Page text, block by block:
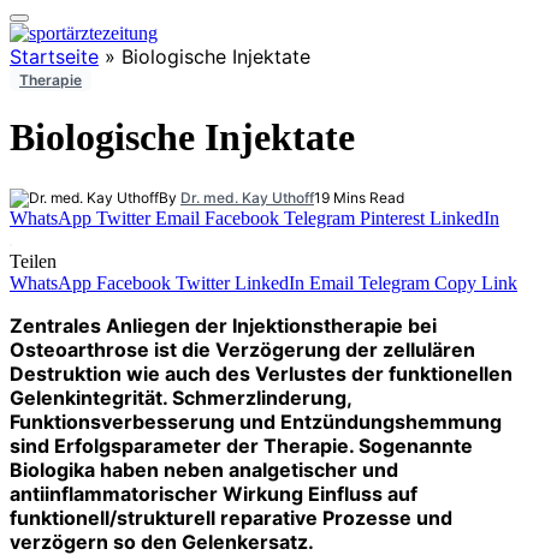
Startseite » Biologische Injektate
Therapie
Biologische Injektate
By Dr. med. Kay Uthoff19 Mins Read
WhatsApp Twitter Email Facebook Telegram Pinterest LinkedIn
Teilen
WhatsApp Facebook Twitter LinkedIn Email Telegram Copy Link
Zentrales Anliegen der Injektionstherapie bei
Osteoarthrose ist die Verzögerung der zellulären
Destruktion wie auch des Verlustes der funktionellen
Gelenkintegrität. Schmerzlinderung,
Funktionsverbesserung und Entzündungshemmung
sind Erfolgsparameter der Therapie. Sogenannte
Biologika haben neben analgetischer und
antiinflammatorischer Wirkung Einfluss auf
funktionell/strukturell reparative Prozesse und
verzögern so den Gelenkersatz.